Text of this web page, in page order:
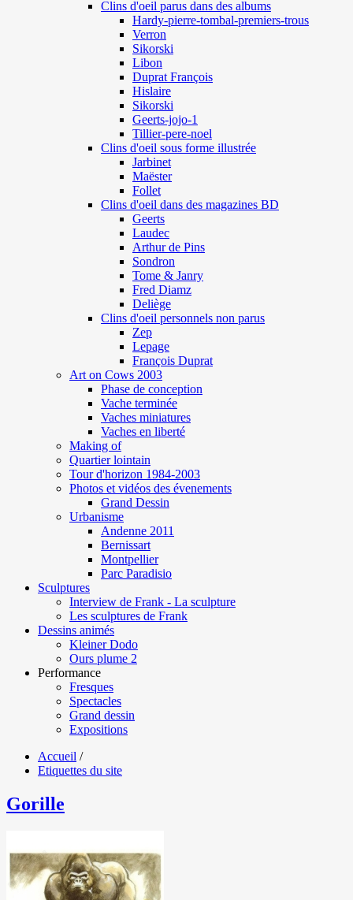
Clins d'oeil parus dans des albums
Hardy-pierre-tombal-premiers-trous
Verron
Sikorski
Libon
Duprat François
Hislaire
Sikorski
Geerts-jojo-1
Tillier-pere-noel
Clins d'oeil sous forme illustrée
Jarbinet
Maëster
Follet
Clins d'oeil dans des magazines BD
Geerts
Laudec
Arthur de Pins
Sondron
Tome & Janry
Fred Diamz
Deliège
Clins d'oeil personnels non parus
Zep
Lepage
François Duprat
Art on Cows 2003
Phase de conception
Vache terminée
Vaches miniatures
Vaches en liberté
Making of
Quartier lointain
Tour d'horizon 1984-2003
Photos et vidéos des évenements
Grand Dessin
Urbanisme
Andenne 2011
Bernissart
Montpellier
Parc Paradisio
Sculptures
Interview de Frank - La sculpture
Les sculptures de Frank
Dessins animés
Kleiner Dodo
Ours plume 2
Performance
Fresques
Spectacles
Grand dessin
Expositions
Accueil /
Etiquettes du site
Gorille